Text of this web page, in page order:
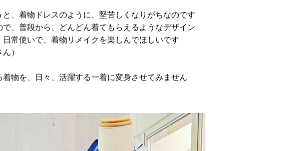
と、着物ドレスのように、堅苦しくなりがちなのです
、普段から、どんどん着てもらえるようなデザイン
常使いで、着物リメイクを楽しんでほしいです
）
物を、日々、活躍する一着に変身させてみません